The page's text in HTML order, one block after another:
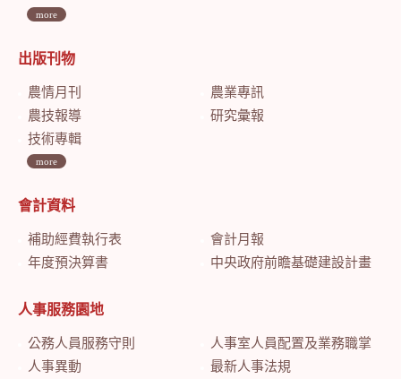
more
出版刊物
農情月刊
農業專訊
農技報導
研究彙報
技術專輯
more
會計資料
補助經費執行表
會計月報
年度預決算書
中央政府前瞻基礎建設計畫特別預算會計月報
人事服務園地
公務人員服務守則
人事室人員配置及業務職掌
人事異動
最新人事法規